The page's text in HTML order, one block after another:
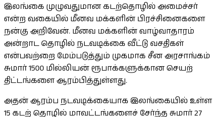
இலங்கை முழுவதுமான கடற்தொழில் அமைச்சர்
என்ற வகையில் மீனவ மக்களின் பிரச்சினைகளை
நன்கு அறிவேன். மீனவ மக்களின் வாழ்வாதாரம்
அன்றாட தொழில் நடவடிக்கை வீட்டு வசதிகள்
என்பவற்றை மேம்படுத்தும் முகமாக சீன அரசாங்கம்
சுமார் 1500 மில்லியன் ரூபாக்களுக்கான செயற்
திட்டங்களை ஆரம்பித்துள்ளது.
அதன் ஆரம்ப நடவடிக்கையாக இலங்கையில் உள்ள
15 கடற் தொழில் மாவட்டங்களைச் சேர்ந்த சுமார் 27